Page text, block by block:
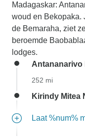
Madagaskar:
woud en Bekopaka.
de Bemaraha, ziet
beroemde
lodges.
Antananarivo
252 mi
Kirindy Mitea
Laat %num%